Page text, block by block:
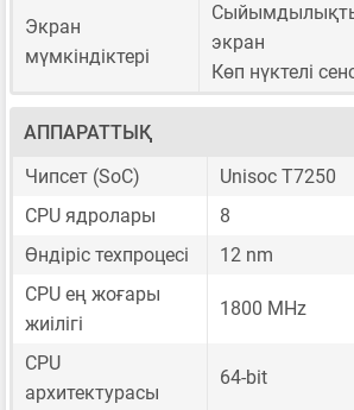
Экран
мүмкіндіктері
экран
Көп нүктелі
АППАРАТТЫҚ
Чипсет (SoC)
Unisoc T7250
CPU ядролары
8
Өндіріс техпроцесі
12 nm
CPU ең жоғары
жиілігі
1800 MHz
CPU
архитектурасы
64-bit